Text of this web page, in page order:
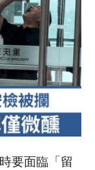
要面臨「留